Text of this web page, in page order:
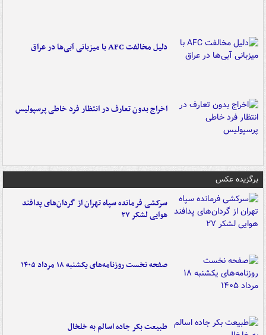
دلیل مخالفت AFC با میزبانی آبی‌ها در عراق
اخراج بدون تعارف در انتظار فرد خاطی پرسپولیس
برگزیده عکس
سرکشی فرمانده سپاه تهران از گردان‌های پدافند
هوایی لشکر ۲۷
صفحه نخست روزنامه‌های یکشنبه ۱۸ مرداد ۱۴۰۵
طبیعت بکر جاده اسالم به خلخال